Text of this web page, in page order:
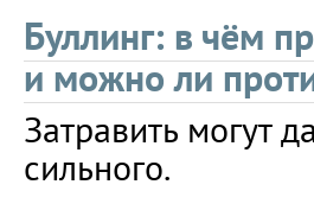
Буллинг: в чём
и можно ли
Затравить могут
сильного.